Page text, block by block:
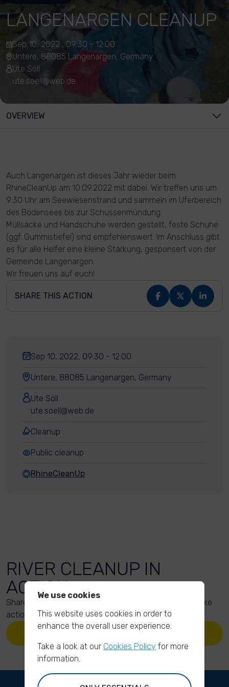
LANGENARGEN CLEANUP
Sep 10, 2022 , 09:30 - 12:00
Untere, 88085 Langenargen, Germany
Ute Söll
ute.soell@web.de
OVERVIEW
Auch Langenargen ist dieses Jahr wieder beim
RhineCleanUp am 10.09.2022 mit dabei. Wir treffen uns um
9:30 Uhr am Seewiesenstrand und sammeln im Uferbereich
des Bodensees bis zur Schussenmündung.
Müllsäcke und Handschuhe werden gestellt, feste Schuhe
(ggf. Gummistiefel) sind empfehlenswert. Im Anschluss gibt
es für alle Helfer eine kleine Stärkung, gesponsert von der
Gemeinde Langenargen.
Wir freuen uns auf euch!
SHARE THIS ACTION
Sep 10, 2022, 09:30 - 12:00
Untere, 88085 Langenargen, Germany
Ute Söll
ute.soell@web.de
Cleanup
Public cleanup
RhineCleanUp
RIVER CLEANUP IN
ACTION
Share your action photos here and inspire others to take
action too!
UPLOAD YOUR PHOTOS
We use cookies
This website uses cookies in order to
enhance the overall user experience.
Take a look at our Cookies Policy for more
information.